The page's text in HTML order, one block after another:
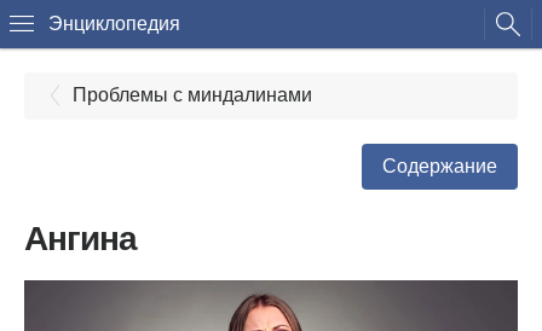
Энциклопедия
Проблемы с миндалинами
Содержание
Ангина